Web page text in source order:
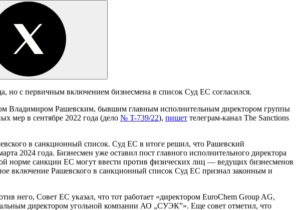
но с первичным включением бизнесмена в список Суд ЕС согласился.
Владимиром Рашевским, бывшим главным исполнительным директором группы
мер в сентябре 2022 года (дело № T-739/22), пишет телеграм-канал The Sanctions
в санкционный список. Суд ЕС в итоге решил, что Рашевский
2024 года. Бизнесмен уже оставил пост главного исполнительного директора
норме санкции ЕС могут ввести против физических лиц — ведущих бизнесменов
включение Рашевского в санкционный список Суд ЕС признал законным и
него, Совет ЕС указал, что тот работает «директором EuroChem Group AG,
директором угольной компании АО „СУЭК”». Еще совет отметил, что